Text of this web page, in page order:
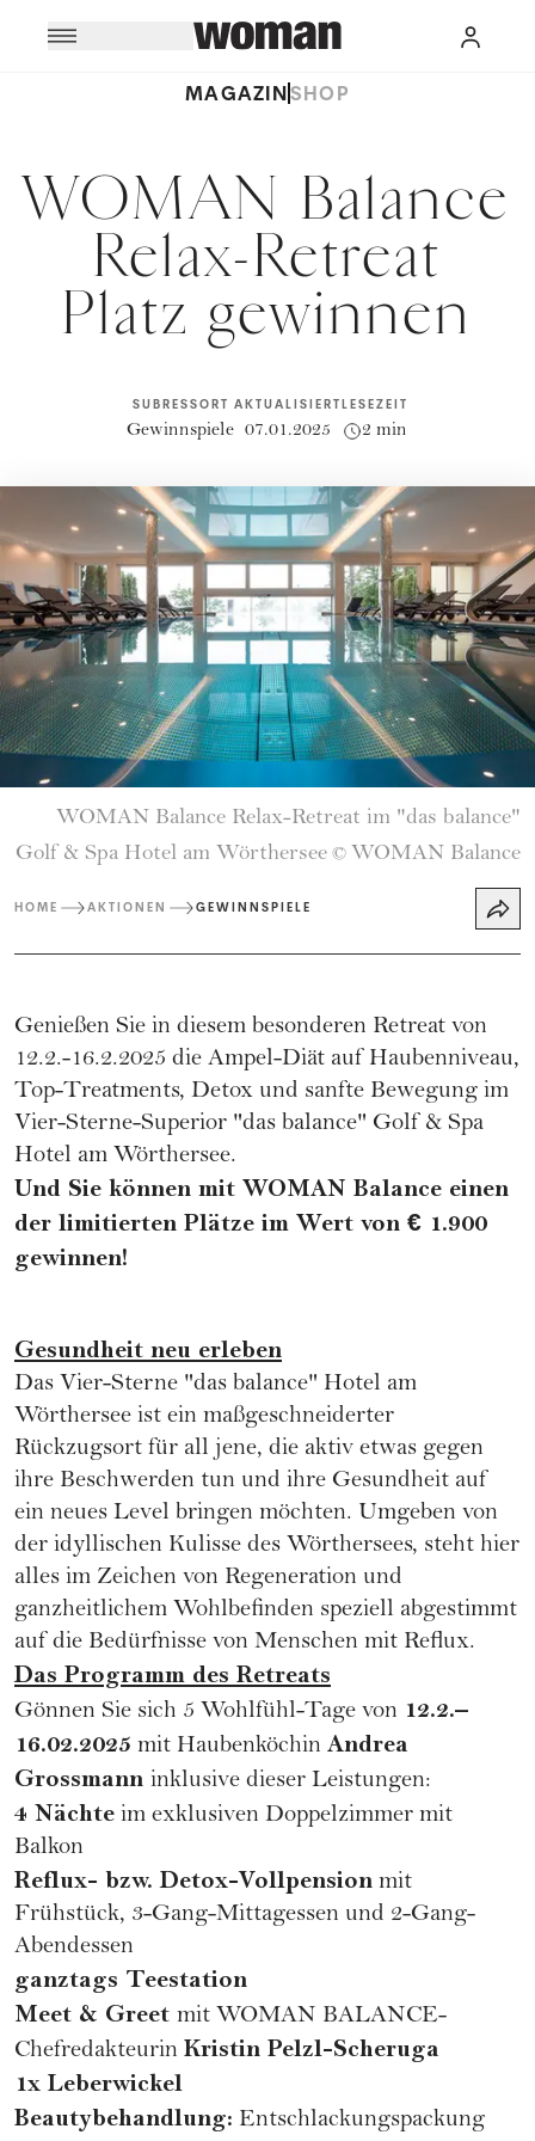
MAGAZINSHOP
WOMAN Balance
Relax-Retreat
Platz gewinnen
SUBRESSORT
Gewinnspiele
AKTUALISIERT
07.01.2025
LESEZEIT
2 min
WOMAN Balance Relax-Retreat im "das balance"
Golf & Spa Hotel am Wörthersee © WOMAN Balance
HOME AKTIONEN GEWINNSPIELE
Genießen Sie in diesem besonderen Retreat von
12.2.-16.2.2025 die Ampel-Diät auf Haubenniveau,
Top-Treatments, Detox und sanfte Bewegung im
Vier-Sterne-Superior "das balance" Golf & Spa
Hotel am Wörthersee.
Und Sie können mit WOMAN Balance einen
der limitierten Plätze im Wert von € 1.900
gewinnen!
Gesundheit neu erleben
Das Vier-Sterne "das balance" Hotel am
Wörthersee ist ein maßgeschneiderter
Rückzugsort für all jene, die aktiv etwas gegen
ihre Beschwerden tun und ihre Gesundheit auf
ein neues Level bringen möchten. Umgeben von
der idyllischen Kulisse des Wörthersees, steht hier
alles im Zeichen von Regeneration und
ganzheitlichem Wohlbefinden speziell abgestimmt
auf die Bedürfnisse von Menschen mit Reflux.
Das Programm des Retreats
Gönnen Sie sich 5 Wohlfühl-Tage von 12.2.–
16.02.2025 mit Haubenköchin Andrea
Grossmann inklusive dieser Leistungen:
4 Nächte im exklusiven Doppelzimmer mit
Balkon
Reflux- bzw. Detox-Vollpension mit
Frühstück, 3-Gang-Mittagessen und 2-Gang-
Abendessen
ganztags Teestation
Meet & Greet mit WOMAN BALANCE-
Chefredakteurin Kristin Pelzl-Scheruga
1x Leberwickel
Beautybehandlung: Entschlackungspackung